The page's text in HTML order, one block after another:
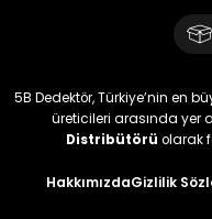
5B Dedektör, Türkiye’nin en
üreticileri arasında yer
Distribütörü olarak
HakkımızdaGizlilik